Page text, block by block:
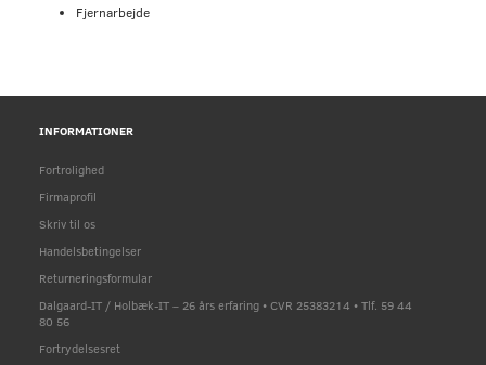
Fjernarbejde
INFORMATIONER
Fortrolighed
Firmaprofil
Skriv til os
Handelsbetingelser
Returneringsformular
Dalgaard-IT / Holbæk-IT – 26 års erfaring • CVR 25383214 • Tlf. 59 44
80 56
Fortrydelsesret